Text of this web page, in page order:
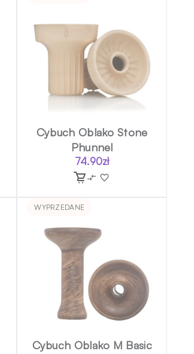
Cybuch Oblako Stone
Phunnel
74.90zł
WYPRZEDANE
Cybuch Oblako M Basic